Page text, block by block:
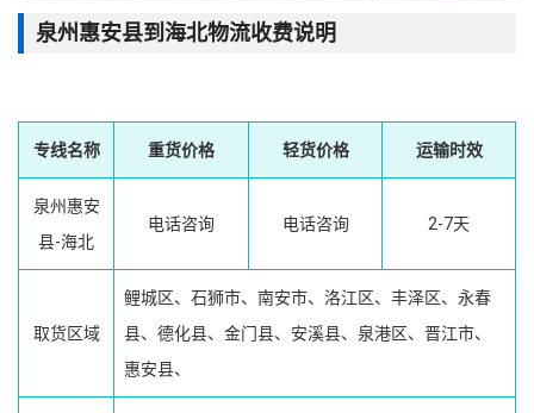
泉州惠安县到海北物流收费说明
专线名称 重货价格 轻货价格 运输时效
泉州惠安
县-海北
电话咨询 电话咨询 2-7天
取货区域
鲤城区、石狮市、南安市、洛江区、丰泽区、永春
县、德化县、金门县、安溪县、泉港区、晋江市、
惠安县、